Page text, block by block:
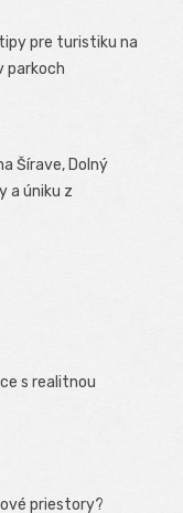
pre turistiku na
parkoch
Šírave, Dolný
a úniku z
s realitnou
priestory?